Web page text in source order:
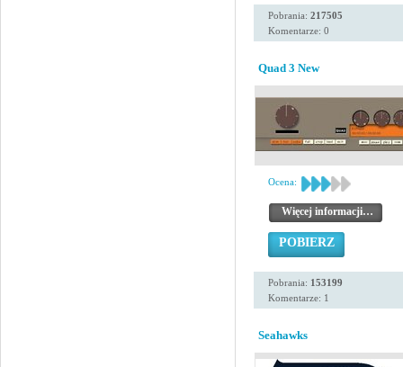
Pobrania: 217505
Komentarze: 0
Quad 3 New
Ocena:
Więcej informacji…
POBIERZ
Pobrania: 153199
Komentarze: 1
Seahawks